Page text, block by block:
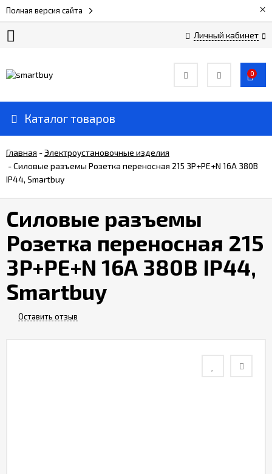
Полная версия сайта ×
Личный кабинет
Прайс-
Доставка
и
оплата
Контакты
0
Каталог товаров
Главная -Электроустановочные изделия
-Силовые разъемы Розетка переносная 215 3Р+РЕ+N 16А 380В
IP44, Smartbuy
Силовые разъемы
Розетка переносная 215
3Р+РЕ+N 16А 380В IP44,
Smartbuy
Оставить отзыв